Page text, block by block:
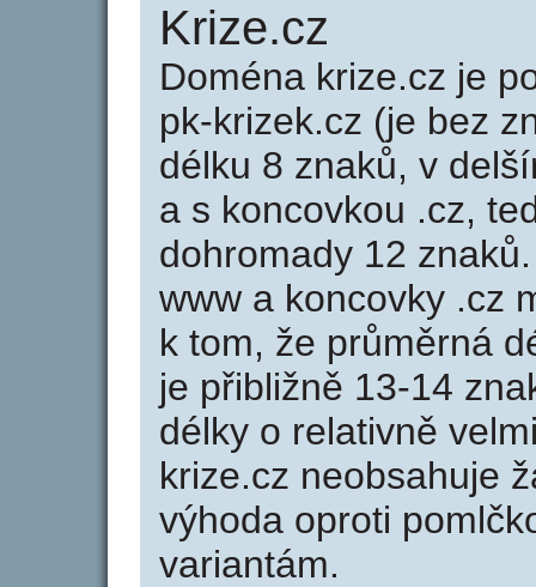
Krize.cz
Doména krize.cz je
pk-krizek.cz (je bez
délku 8 znaků, v
a s koncovkou .cz,
dohromady 12
www a koncovky .cz
k tom, že průměrná
je přibližně 13-14
délky o relativně
krize.cz neobsahuje
výhoda oproti
variantám.